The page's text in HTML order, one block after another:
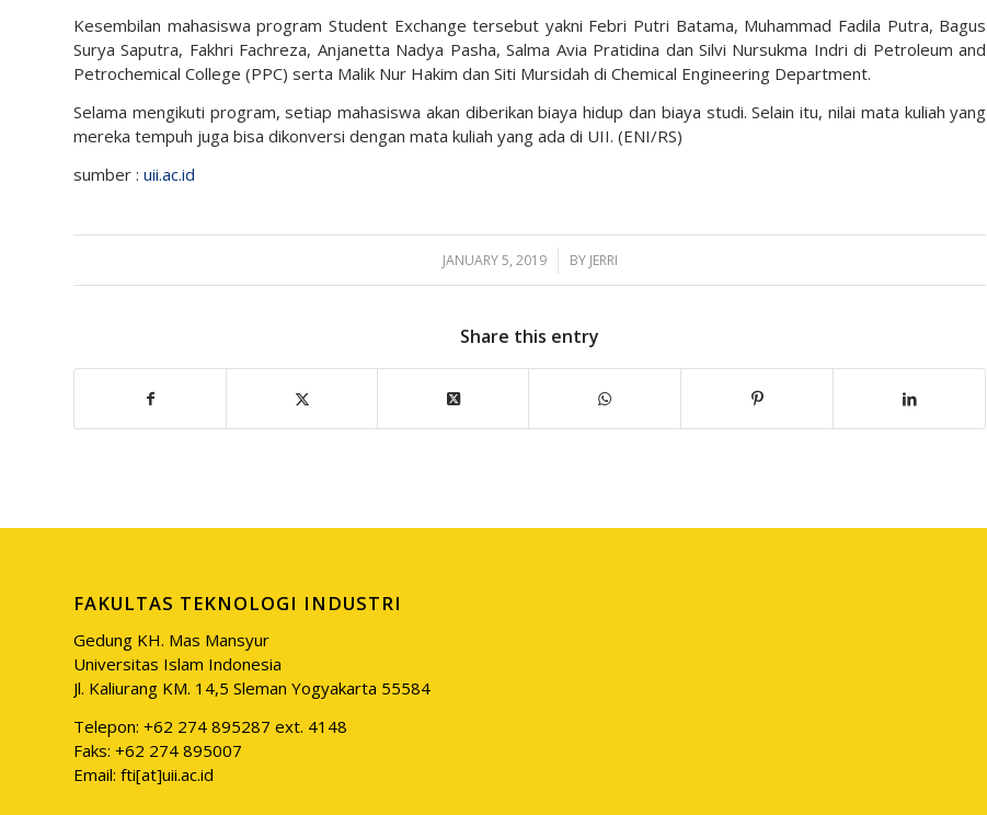
Kesembilan mahasiswa program Student Exchange tersebut yakni Febri Putri Batama, Muhammad Fadila Putra, Bagus
Surya Saputra, Fakhri Fachreza, Anjanetta Nadya Pasha, Salma Avia Pratidina dan Silvi Nursukma Indri di Petroleum and
Petrochemical College (PPC) serta Malik Nur Hakim dan Siti Mursidah di Chemical Engineering Department.
Selama mengikuti program, setiap mahasiswa akan diberikan biaya hidup dan biaya studi. Selain itu, nilai mata kuliah yang
mereka tempuh juga bisa dikonversi dengan mata kuliah yang ada di UII. (ENI/RS)
sumber : uii.ac.id
JANUARY 5, 2019
/ BY JERRI
Share this entry
FAKULTAS TEKNOLOGI INDUSTRI
Gedung KH. Mas Mansyur
Universitas Islam Indonesia
Jl. Kaliurang KM. 14,5 Sleman Yogyakarta 55584
Telepon: +62 274 895287 ext. 4148
Faks: +62 274 895007
Email: fti[at]uii.ac.id